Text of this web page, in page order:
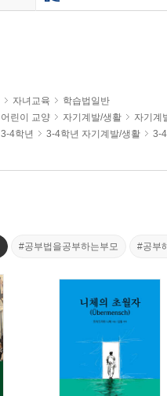
자녀교육
학습법일반
어린이 교양 자기계발/생활
자기계
3-4학년 3-4학년 자기계발/생활 3-
#공부법을공부하는부모 #공부